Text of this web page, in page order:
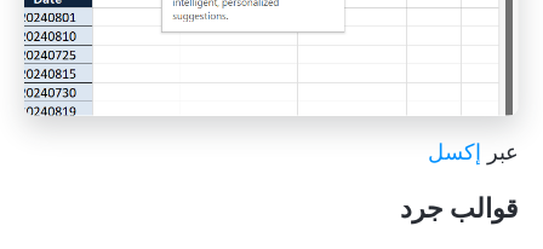
عبر إكسل
قوالب جرد